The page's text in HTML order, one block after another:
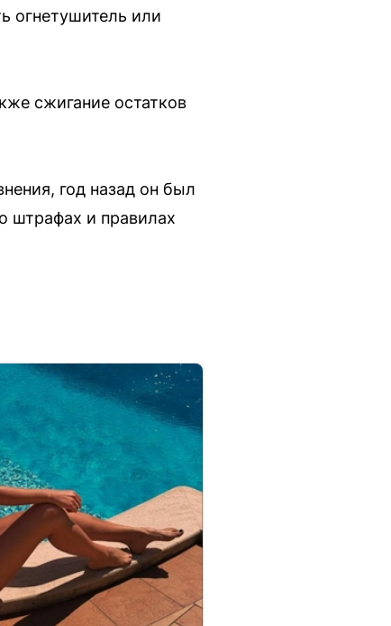
огнетушитель или
сжигание остатков
год назад он был
штрафах и правилах